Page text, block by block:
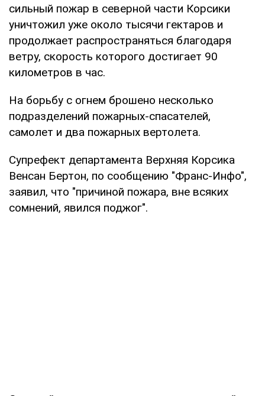
сильный пожар в северной части Корсики
уничтожил уже около тысячи гектаров и
продолжает распространяться благодаря
ветру, скорость которого достигает 90
километров в час.
На борьбу с огнем брошено несколько
подразделений пожарных-спасателей,
самолет и два пожарных вертолета.
Супрефект департамента Верхняя Корсика
Венсан Бертон, по сообщению "Франс-Инфо",
заявил, что "причиной пожара, вне всяких
сомнений, явился поджог".